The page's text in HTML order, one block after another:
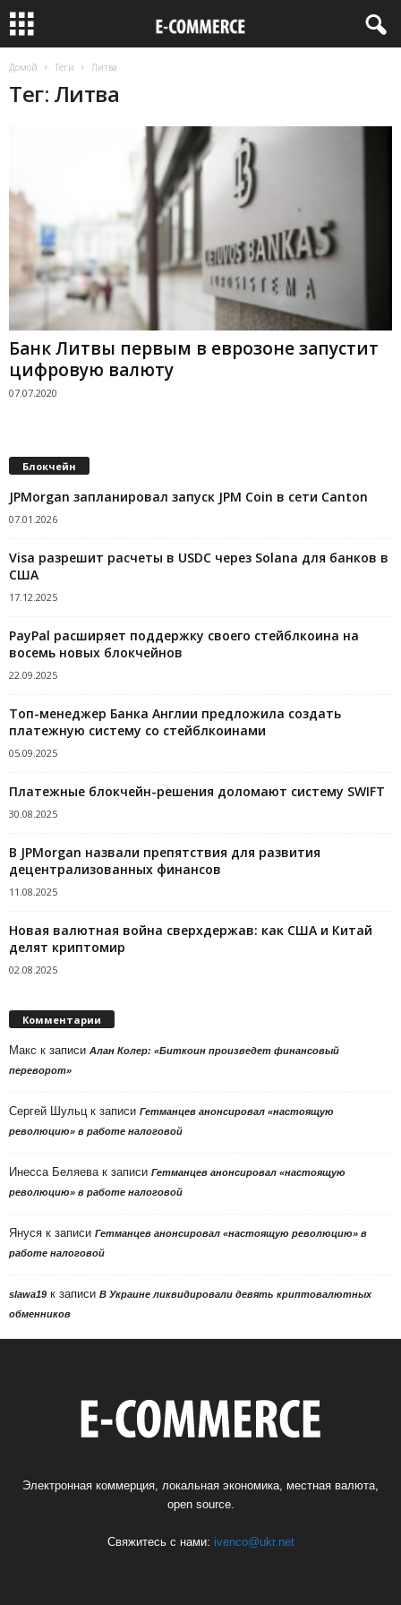
Домой Теги Литва
Тег: Литва
Банк Литвы первым в еврозоне запустит
цифровую валюту
07.07.2020
Блокчейн
JPMorgan запланировал запуск JPM Coin в сети Canton
07.01.2026
Visa разрешит расчеты в USDC через Solana для банков в
США
17.12.2025
PayPal расширяет поддержку своего стейблкоина на
восемь новых блокчейнов
22.09.2025
Топ-менеджер Банка Англии предложила создать
платежную систему со стейблкоинами
05.09.2025
Платежные блокчейн-решения доломают систему SWIFT
30.08.2025
В JPMorgan назвали препятствия для развития
децентрализованных финансов
11.08.2025
Новая валютная война сверхдержав: как США и Китай
делят криптомир
02.08.2025
Комментарии
Макс к записи Алан Колер: «Биткоин произведет финансовый
переворот»
Сергей Шульцк записи Гетманцев анонсировал «настоящую
революцию» в работе налоговой
Инесса Беляевак записи Гетманцев анонсировал «настоящую
революцию» в работе налоговой
Януся к записи Гетманцев анонсировал «настоящую революцию» в
работе налоговой
slawa19 к записи В Украине ликвидировали девять криптовалютных
обменников
Электронная коммерция, локальная экономика, местная валюта,
open source.
Свяжитесь с нами: ivenco@ukr.net